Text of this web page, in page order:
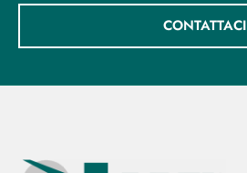
CONTATTACI